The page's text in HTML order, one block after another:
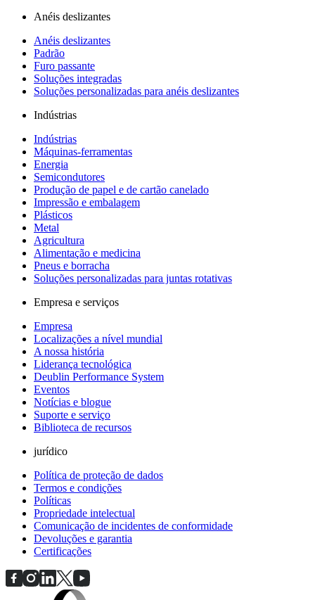
Anéis deslizantes
Anéis deslizantes
Padrão
Furo passante
Soluções integradas
Soluções personalizadas para anéis deslizantes
Indústrias
Indústrias
Máquinas-ferramentas
Energia
Semicondutores
Produção de papel e de cartão canelado
Impressão e embalagem
Plásticos
Metal
Agricultura
Alimentação e medicina
Pneus e borracha
Soluções personalizadas para juntas rotativas
Empresa e serviços
Empresa
Localizações a nível mundial
A nossa história
Liderança tecnológica
Deublin Performance System
Eventos
Notícias e blogue
Suporte e serviço
Biblioteca de recursos
jurídico
Política de proteção de dados
Termos e condições
Políticas
Propriedade intelectual
Comunicação de incidentes de conformidade
Devoluções e garantia
Certificações